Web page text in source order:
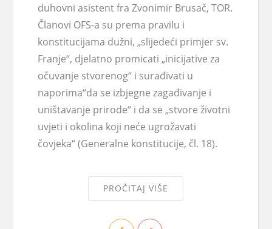
duhovni asistent fra Zvonimir Brusač, TOR.
Članovi OFS-a su prema pravilu i
konstitucijama dužni, „slijedeći primjer sv.
Franje“, djelatno promicati „inicijative za
očuvanje stvorenog“ i surađivati u
naporima“da se izbjegne zagađivanje i
uništavanje prirode“ i da se „stvore životni
uvjeti i okolina koji neće ugrožavati
čovjeka“ (Generalne konstitucije, čl. 18).
PROČITAJ VIŠE